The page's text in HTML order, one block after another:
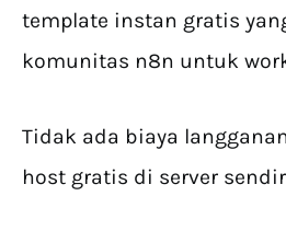
template instan gratis
komunitas n8n untuk
Tidak ada biaya
host gratis di server